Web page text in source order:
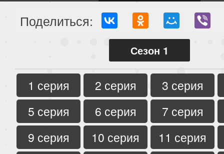
Поделиться:
Сезон 1
1 серия 2 серия
3 серия
5 серия
6 серия
7 серия
9 серия
10 серия
11 серия